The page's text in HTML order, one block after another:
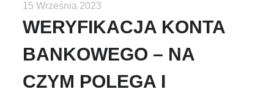
15 Września 2023
WERYFIKACJA KONTA
BANKOWEGO – NA
CZYM POLEGA I